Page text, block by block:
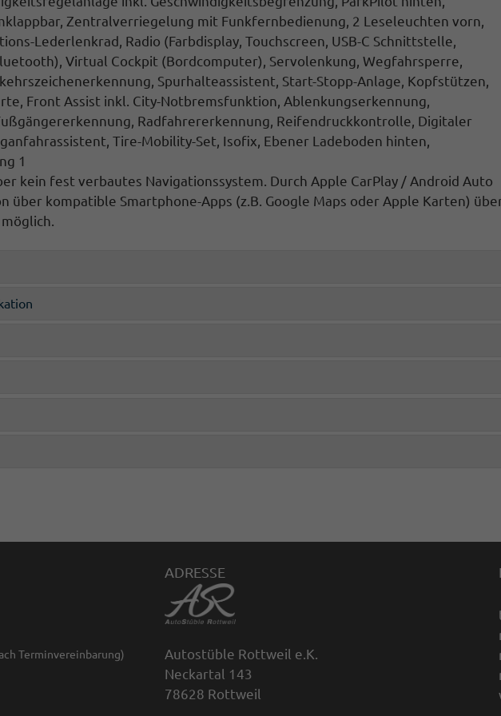
Zentralverriegelung mit Funkfernbedienung , 2 Leseleuchten vorn,
Lederlenkrad, Radio (Farbdisplay, Touchscreen, USB-C Schnittstelle,
), Virtual Cockpit (Bordcomputer), Servolenkung, Wegfahrsperre,
Spurhalteassistent, Start-Stopp-Anlage , Kopfstützen,
Front Assist inkl. City-Notbremsfunktion, Ablenkungserkennung,
Radfahrererkennung, Reifendruckkontrolle, Digitaler
, Tire-Mobility-Set, Isofix, Ebener Ladeboden hinten,
1
kein fest verbautes Navigationssystem. Durch Apple CarPlay / Android Auto
über kompatible Smartphone-Apps (z.B. Google Maps oder Apple Karten)
möglich.
Terminvereinbarung)
ADRESSE
Autostüble Rottweil e.K.
Neckartal 143
78628 Rottweil